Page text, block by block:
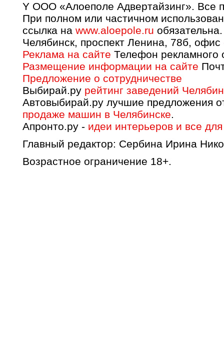
Y OOO «Алоеполе Адвертайзинг».
При полном или частичном
ссылка на www.aloepole.ru обязательна.
Челябинск, проспект Ленина, 78б, офис
Реклама на сайте Телефон рекламного
Размещение информации на сайте
Предложение о сотрудничестве
Выбирай.ру рейтинг заведений
Автовыбирай.ру лучшие предложения
продаже машин в Челябинске.
Апронто.ру - идеи интерьеров и все
Главный редактор: Сербина Ирина
Возрастное ограничение 18+.